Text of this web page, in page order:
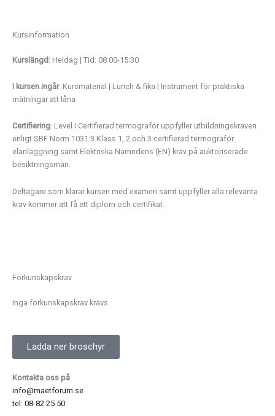
Kursinformation
Kurslängd: Heldag | Tid: 08:00-15:30
I kursen ingår: Kursmaterial | Lunch & fika | Instrument för praktiska
mätningar att låna
Certifiering: Level I Certifierad termograför uppfyller utbildningskraven
enligt SBF Norm 1031:3 Klass 1, 2 och 3 certifierad termograför
elanläggning samt Elektriska Nämndens (EN) krav på auktoriserade
besiktningsmän.
Deltagare som klarar kursen med examen samt uppfyller alla relevanta
krav kommer att få ett diplom och certifikat.
Förkunskapskrav
Inga förkunskapskrav krävs.
Ladda ner broschyr
Kontakta oss på
info@maetforum.se
tel: 08-82 25 50